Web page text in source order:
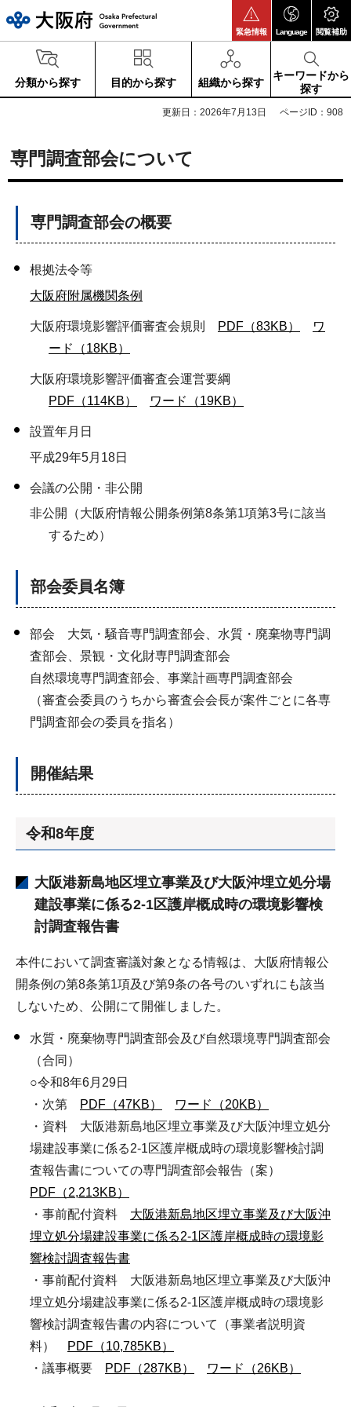
緊急情報 Language 閲覧補助
分類から探す 目的から探す 組織から探す
キーワードから
探す
更新日：2026年7月13日 ページID：908
専門調査部会について
専門調査部会の概要
根拠法令等
大阪府附属機関条例
大阪府環境影響評価審査会規則 PDF（83KB）
ワ
ード（18KB）
大阪府環境影響評価審査会運営要綱
PDF（114KB）
ワード（19KB）
設置年月日
平成29年5月18日
会議の公開・非公開
非公開（大阪府情報公開条例第8条第1項第3号に該当
するため）
部会委員名簿
部会 大気・騒音専門調査部会、水質・廃棄物専門調
査部会、景観・文化財専門調査部会
自然環境専門調査部会、事業計画専門調査部会
（審査会委員のうちから審査会会長が案件ごとに各専
門調査部会の委員を指名）
開催結果
令和8年度
大阪港新島地区埋立事業及び大阪沖埋立処分場
建設事業に係る2-1区護岸概成時の環境影響検
討調査報告書
本件において調査審議対象となる情報は、大阪府情報公
開条例の第8条第1項及び第9条の各号のいずれにも該当
しないため、公開にて開催しました。
水質・廃棄物専門調査部会及び自然環境専門調査部会
（合同）
○令和8年6⽉29⽇
・次第
PDF（47KB）
ワード（20KB）
・資料 大阪港新島地区埋立事業及び大阪沖埋立処分
場建設事業に係る2-1区護岸概成時の環境影響検討調
査報告書についての専門調査部会報告（案）
PDF（2,213KB）
・事前配付資料 大阪港新島地区埋立事業及び大阪沖
埋立処分場建設事業に係る2-1区護岸概成時の環境影
響検討調査報告書
・事前配付資料 大阪港新島地区埋立事業及び大阪沖
埋立処分場建設事業に係る2-1区護岸概成時の環境影
響検討調査報告書の内容について（事業者説明資
料）
PDF（10,785KB）
・議事概要
PDF（287KB） ワード（26KB）